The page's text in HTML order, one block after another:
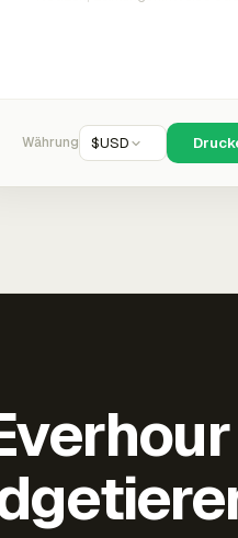
Währung $USD